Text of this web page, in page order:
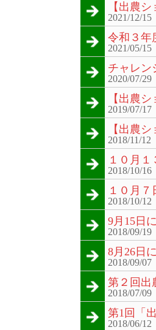
【出農
2021/12/15
令和３年
2021/05/15
チャレン
2020/07/29
【出農
2019/07/17
【出農
2018/11/12
１０月
2018/10/16
１０月
2018/10/12
9月15日
2018/09/19
8月26日
2018/09/07
第２回出
2018/07/09
第1回「
2018/06/12